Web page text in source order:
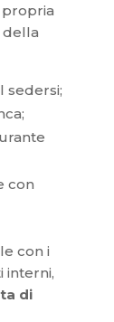
propria
della
sedersi;
con
con i
interni,
di